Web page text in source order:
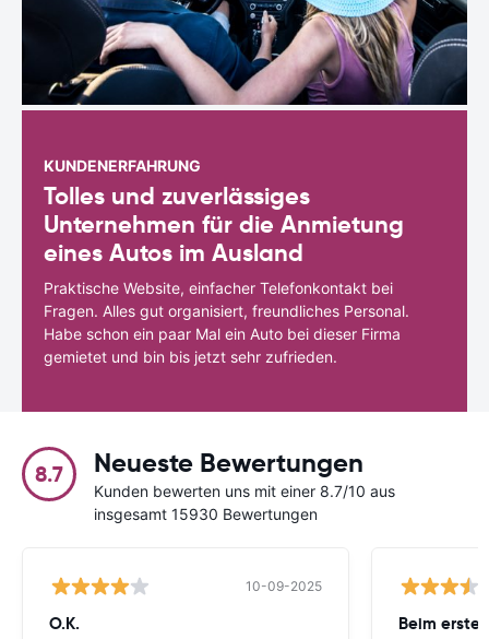
KUNDENERFAHRUNG
Tolles und zuverlässiges
Unternehmen für die Anmietung
eines Autos im Ausland
Praktische Website, einfacher Telefonkontakt bei
Fragen. Alles gut organisiert, freundliches Personal.
Habe schon ein paar Mal ein Auto bei dieser Firma
gemietet und bin bis jetzt sehr zufrieden.
8.7 Neueste Bewertungen
Kunden bewerten uns mit einer 8.7/10 aus
insgesamt 15930 Bewertungen
10-09-2025
O.K. Beim